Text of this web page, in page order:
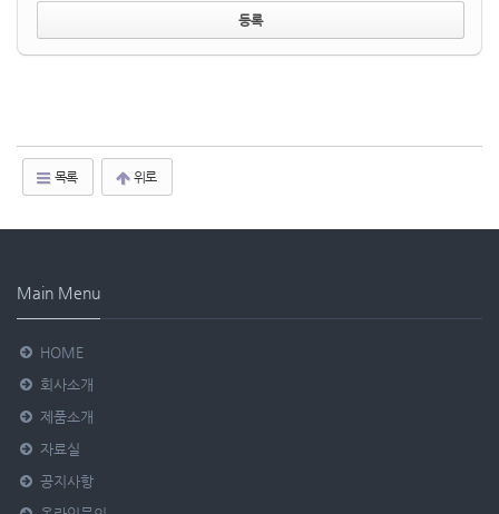
목록 위로
Main Menu
HOME
회사소개
제품소개
자료실
공지사항